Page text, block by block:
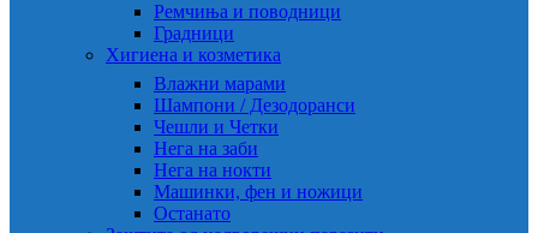
Ремчиња и поводници
Градници
Хигиена и козметика
Влажни марами
Шампони / Дезодоранси
Чешли и Четки
Нега на заби
Нега на нокти
Машинки, фен и ножици
Останато